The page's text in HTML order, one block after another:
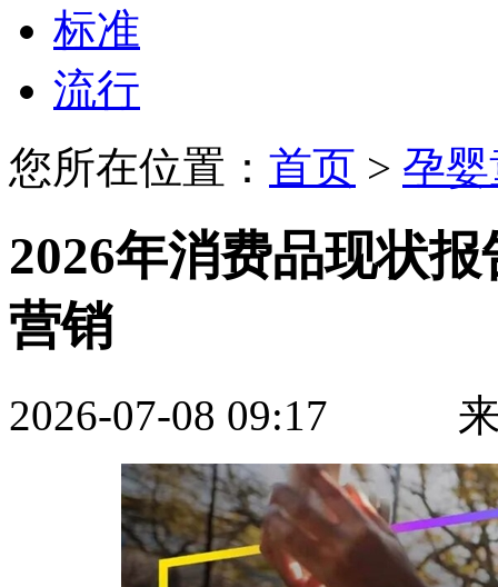
标准
流行
您所在位置： 首页 > 孕
2026年消费品现状
营销
2026-07-08 09:17 来